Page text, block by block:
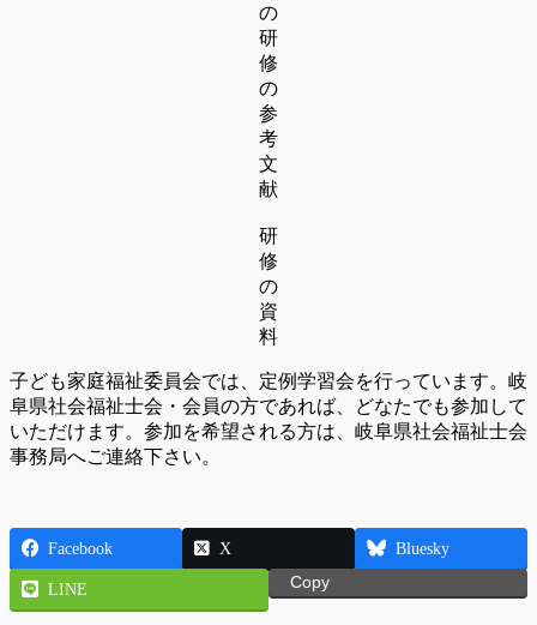
の
研
修
の
参
考
文
献
研
修
の
資
料
子ども家庭福祉委員会では、定例学習会を行っています。岐
阜県社会福祉士会・会員の方であれば、どなたでも参加して
いただけます。参加を希望される方は、岐阜県社会福祉士会
事務局へご連絡下さい。
Facebook X Bluesky
LINE Copy